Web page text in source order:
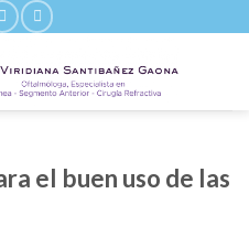
el buen uso de las